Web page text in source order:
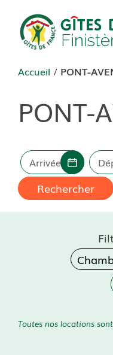
contenu
Accueil / PONT-
PONT-
Arrivée
Rechercher
Toutes nos locations